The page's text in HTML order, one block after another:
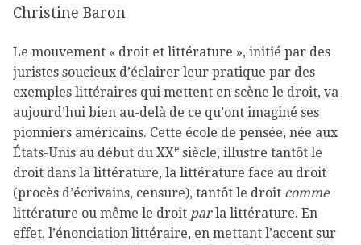
Christine Baron
Le mouvement « droit et littérature », initié par des
juristes soucieux d’éclairer leur pratique par des
exemples littéraires qui mettent en scène le droit, va
aujourd’hui bien au-delà de ce qu’ont imaginé ses
pionniers américains. Cette école de pensée, née aux
États-Unis au début du XXe siècle, illustre tantôt le
droit dans la littérature, la littérature face au droit
(procès d’écrivains, censure), tantôt le droit comme
littérature ou même le droit parla littérature. En
effet, l’énonciation littéraire, en mettant l’accent sur